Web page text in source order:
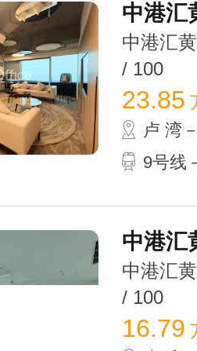
中港汇
中港汇
/ 100
23.85
卢 湾
9号线
中港汇
中港汇
/ 100
16.79